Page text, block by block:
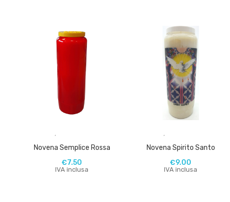
Novena Semplice Rossa
€7.50
IVA inclusa
Novena Spirito Santo
€9.00
IVA inclusa